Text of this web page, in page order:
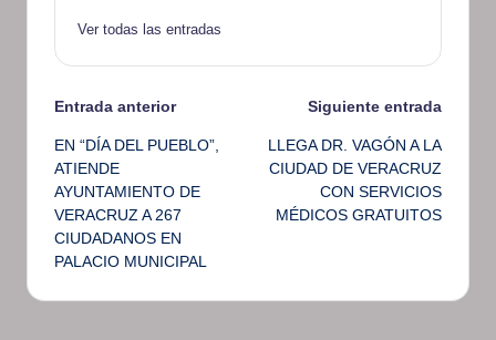
Ver todas las entradas
Navegación
de
entradas
Entrada anterior
EN “DÍA DEL PUEBLO”,
ATIENDE
AYUNTAMIENTO DE
VERACRUZ A 267
CIUDADANOS EN
PALACIO MUNICIPAL
Siguiente entrada
LLEGA DR. VAGÓN A LA
CIUDAD DE VERACRUZ
CON SERVICIOS
MÉDICOS GRATUITOS